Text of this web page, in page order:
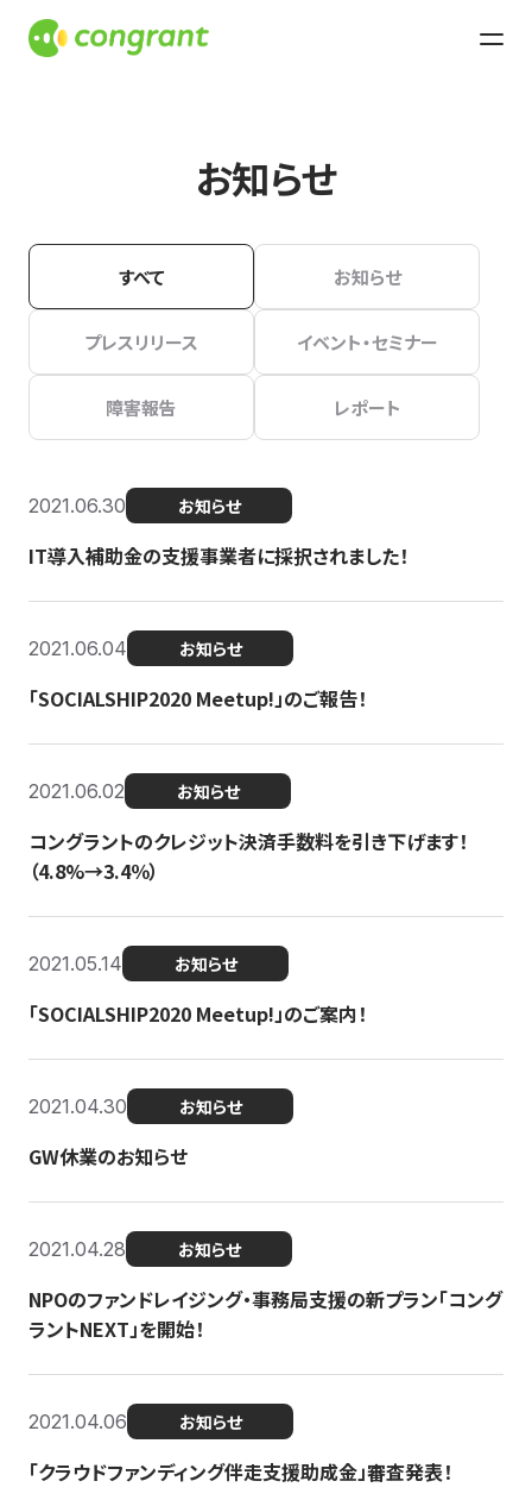
お知らせ
すべて お知らせ
プレスリリース イベント・セミナー
障害報告 レポート
2021.06.30 お知らせ
IT導入補助金の支援事業者に採択されました！
2021.06.04 お知らせ
「SOCIALSHIP2020 Meetup!」のご報告！
2021.06.02 お知らせ
コングラントのクレジット決済手数料を引き下げます！
（4.8%→3.4％）
2021.05.14 お知らせ
「SOCIALSHIP2020 Meetup!」のご案内！
2021.04.30 お知らせ
GW休業のお知らせ
2021.04.28 お知らせ
NPOのファンドレイジング・事務局支援の新プラン「コング
ラントNEXT」を開始！
2021.04.06 お知らせ
「クラウドファンディング伴走支援助成金」審査発表！